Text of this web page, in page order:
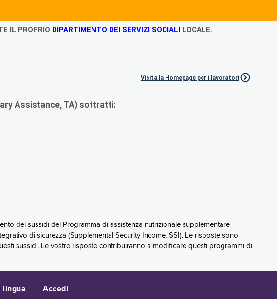
IL PROPRIO DIPARTIMENTO DEI SERVIZI SOCIALI LOCALE.
Visita la Homepage per i lavoratori
Assistance, TA) sottratti:
dei sussidi del Programma di assistenza nutrizionale supplementare
di sicurezza (Supplemental Security Income, SSI). Le risposte sono
sussidi. Le vostre risposte contribuiranno a modificare questi programmi di
lingua Accedi